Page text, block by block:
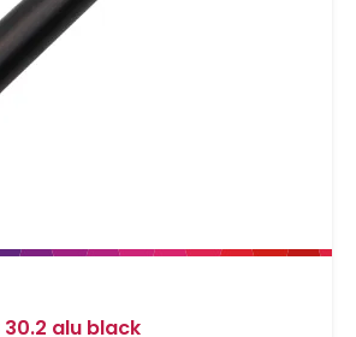
30.2 alu black